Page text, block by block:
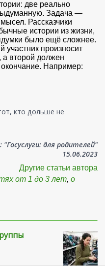
две реально
Задача —
Рассказчики
истории из жизни,
было ещё сложнее.
произносит
а второй должен
Например:
кто дольше не
для родителей"
15.06.2023
Другие статьи автора
от 1 до 3 лет, о